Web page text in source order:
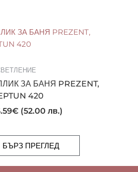
ЗА БАНЯ PREZENT,
420
€ (52.00 лв.)
БЪРЗ ПРЕГЛЕД